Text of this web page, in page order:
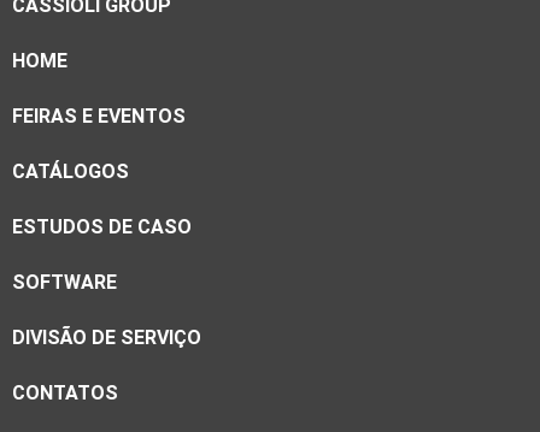
CASSIOLI GROUP
HOME
FEIRAS E EVENTOS
CATÁLOGOS
ESTUDOS DE CASO
SOFTWARE
DIVISÃO DE SERVIÇO
CONTATOS